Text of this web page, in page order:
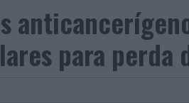
para perda